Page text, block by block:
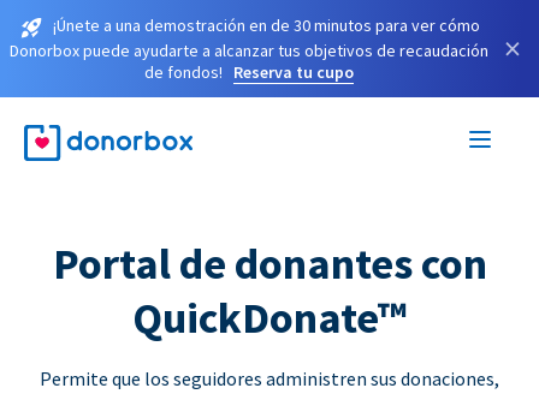
¡Únete a una demostración en de 30 minutos para ver cómo
Donorbox puede ayudarte a alcanzar tus objetivos de recaudación
de fondos!
Reserva tu cupo
×
Portal de donantes con
QuickDonate™
Permite que los seguidores administren sus donaciones,